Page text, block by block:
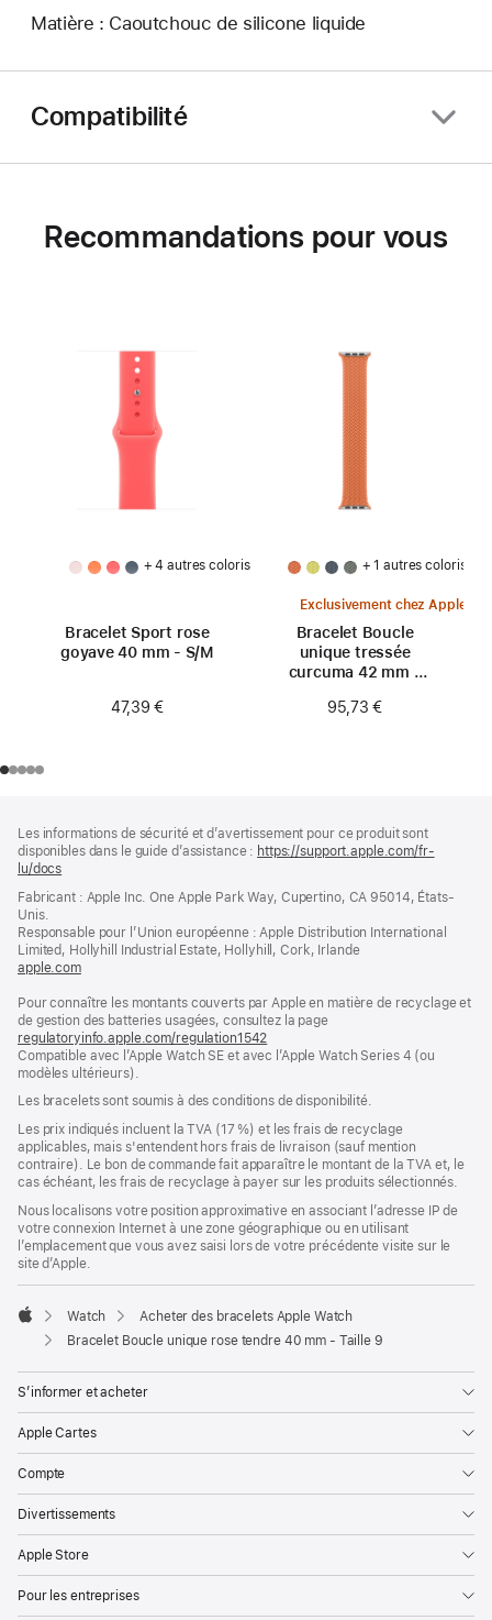
Matière : Caoutchouc de silicone liquide
Compatibilité
Recommandations pour vous
+ 4 autres coloris
Bracelet Sport rose
goyave 40 mm - S/M
47,39 €
+ 1 autres coloris
Exclusivement chez Apple
Bracelet Boucle
unique tressée
curcuma 42 mm -
95,73 €
de
page
de
bas
page
Les informations de sécurité et d’avertissement pour ce produit sont
disponibles dans le guide d’assistance : https://support.apple.com/fr-
lu/docs
une
fenêtre)
Fabricant : Apple Inc. One Apple Park Way, Cupertino, CA 95014, États-
Unis.
Responsable pour l’Union européenne : Apple Distribution International
Limited, Hollyhill Industrial Estate, Hollyhill, Cork, Irlande
apple.com(s’ouvre
une
nouvelle
fenêtre)
Pour connaître les montants couverts par Apple en matière de recyclage et
de gestion des batteries usagées, consultez la page
regulatoryinfo.apple.com/regulation1542
dans
nouvelle
fenêtre)
Compatible avec l’Apple Watch SE et avec l’Apple Watch Series 4 (ou
modèles ultérieurs).
Les bracelets sont soumis à des conditions de disponibilité.
Les prix indiqués incluent la TVA (17 %) et les frais de recyclage
applicables, mais s'entendent hors frais de livraison (sauf mention
contraire). Le bon de commande fait apparaître le montant de la TVA et, le
cas échéant, les frais de recyclage à payer sur les produits sélectionnés.
Nous localisons votre position approximative en associant l’adresse IP de
votre connexion Internet à une zone géographique ou en utilisant
l’emplacement que vous avez saisi lors de votre précédente visite sur le
site d’Apple.
Apple
Watch
Acheter des bracelets Apple Watch
Bracelet Boucle unique rose tendre 40 mm - Taille 9
S’informer et acheter
Apple Cartes
Compte
Divertissements
Apple Store
Pour les entreprises